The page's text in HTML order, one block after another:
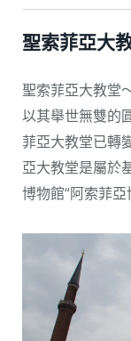
聖索菲亞大
聖索菲亞大教堂
以其舉世無雙的
菲亞大教堂已轉
亞大教堂是屬於
博物館“阿索菲亞